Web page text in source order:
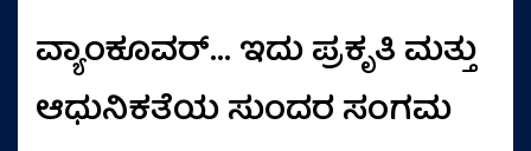
ವ್ಯಾಂಕೂವರ್... ಇದು ಪ್ರಕೃತಿ ಮತ್ತು
ಆಧುನಿಕತೆಯ ಸುಂದರ ಸಂಗಮ